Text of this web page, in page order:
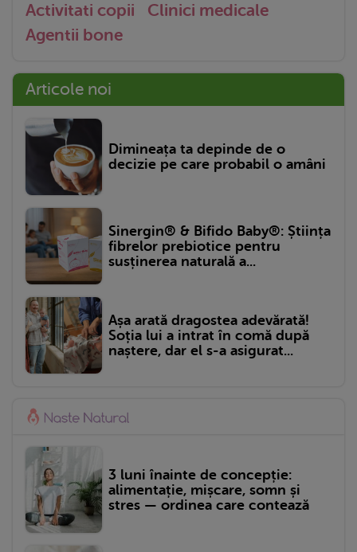
Activitati copii
Clinici medicale
Agentii bone
Articole noi
Dimineața ta depinde de o
decizie pe care probabil o amâni
Sinergin® & Bifido Baby®: Știința
fibrelor prebiotice pentru
susținerea naturală a...
Așa arată dragostea adevărată!
Soția lui a intrat în comă după
naștere, dar el s-a asigurat...
3 luni înainte de concepție:
alimentație, mișcare, somn și
stres — ordinea care contează